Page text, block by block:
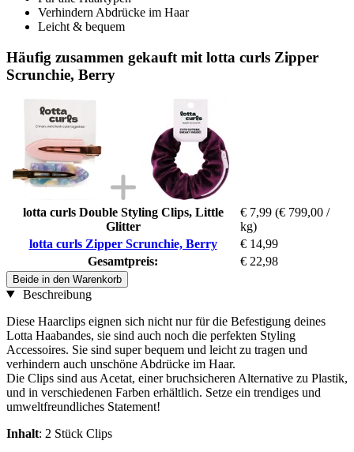
Verhindern Abdrücke im Haar
Leicht & bequem
Häufig zusammen gekauft mit lotta curls Zipper
Scrunchie, Berry
lotta curls Double Styling Clips, Little
Glitter
€ 7,99 (€ 799,00 /
kg)
lotta curls Zipper Scrunchie, Berry
€ 14,99
Gesamtpreis:
€ 22,98
Beide in den Warenkorb
Beschreibung
Diese Haarclips eignen sich nicht nur für die Befestigung deines
Lotta Haabandes, sie sind auch noch die perfekten Styling
Accessoires. Sie sind super bequem und leicht zu tragen und
verhindern auch unschöne Abdrücke im Haar.
Die Clips sind aus Acetat, einer bruchsicheren Alternative zu Plastik,
und in verschiedenen Farben erhältlich. Setze ein trendiges und
umweltfreundliches Statement!
Inhalt: 2 Stück Clips